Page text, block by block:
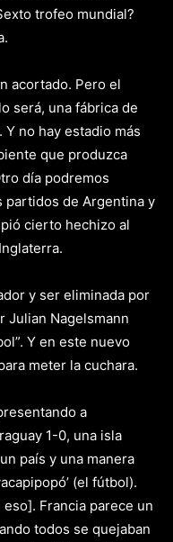
trofeo mundial?
acortado. Pero el
será, una fábrica de
no hay estadio más
que produzca
día podremos
partidos de Argentina y
cierto hechizo al
y ser eliminada por
Julian Nagelsmann
Y en este nuevo
meter la cuchara.
a
1-0, una isla
país y una manera
(el fútbol).
Francia parece un
todos se quejaban